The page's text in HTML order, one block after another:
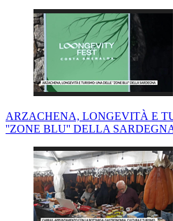
ARZACHENA, LONGEVITÀ E
''ZONE BLU'' DELLA